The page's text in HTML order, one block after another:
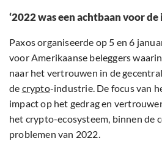
‘2022 was een achtbaan voor de
Paxos organiseerde op 5 en 6
voor Amerikaanse beleggers
naar het vertrouwen in de
de crypto-industrie. De focus van
impact op het gedrag en
het crypto-ecosysteem, binnen de
problemen van 2022.